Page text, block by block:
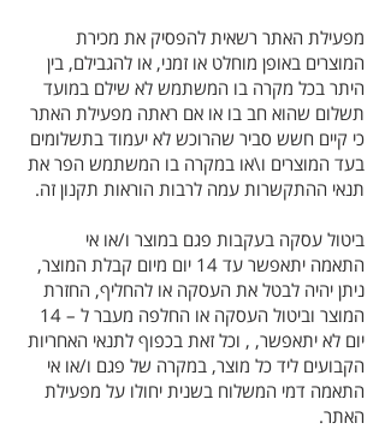
מפעילת האתר רשאית להפסיק את מכירת
המוצרים באופן מוחלט או זמני, או להגבילם, בין
היתר בכל מקרה בו המשתמש לא שילם במועד
תשלום שהוא חב בו או אם ראתה מפעילת האתר
כי קיים חשש סביר שהרוכש לא יעמוד בתשלומים
בעד המוצרים ו\או במקרה בו המשתמש הפר את
תנאי ההתקשרות עמה לרבות הוראות תקנון זה.
ביטול עסקה בעקבות פגם במוצר ו/או אי
התאמה יתאפשר עד 14 יום מיום קבלת המוצר,
ניתן יהיה לבטל את העסקה או להחליף, החזרת
המוצר וביטול העסקה או החלפה מעבר ל – 14
יום לא יתאפשר, , וכל זאת בכפוף לתנאי האחריות
הקבועים ליד כל מוצר, במקרה של פגם ו/או אי
התאמה דמי המשלוח בשנית יחולו על מפעילת
האתר.